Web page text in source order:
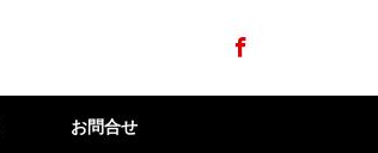
お問合せ